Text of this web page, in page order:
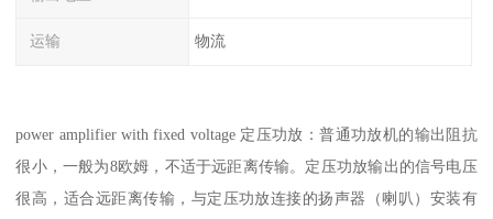
运输 物流
power amplifier with fixed voltage 定压功放：普通功放机的输出阻抗
很小，一般为8欧姆，不适于远距离传输。定压功放输出的信号电压
很高，适合远距离传输，与定压功放连接的扬声器（喇叭）安装有